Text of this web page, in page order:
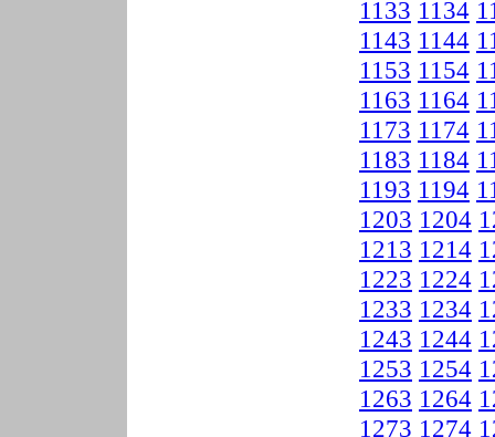
1133 1134
1143 1144
1153 1154
1163 1164
1173 1174
1183 1184
1193 1194
1203 1204
1213 1214
1223 1224
1233 1234
1243 1244
1253 1254
1263 1264
1273 1274